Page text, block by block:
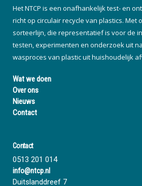
Het NTCP is een onafhankelijk test- en
richt op circulair recycle van plastics. Met
sorteerlijn, die representatief is voor de
testen, experimenten en onderzoek uit
wasproces van plastic uit huishoudelijk
Wat we doen
Over ons
Nieuws
Contact
Contact
0513 201 014
info@ntcp.nl
Duitslanddreef 7